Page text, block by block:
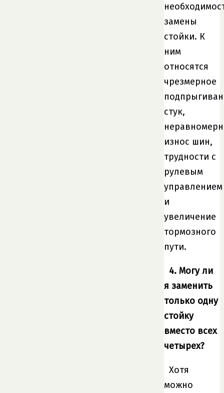
замены
стойки. К
ним
относятся
чрезмерное
стук,
износ шин,
трудности с
рулевым
управлением
и
увеличение
тормозного
пути.
4. Могу ли
я заменить
только одну
стойку
вместо всех
четырех?
Хотя
можно